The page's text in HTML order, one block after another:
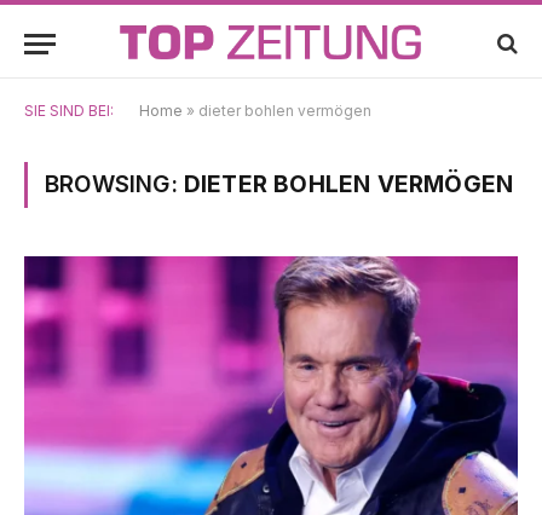
SIE SIND BEI: Home » dieter bohlen vermögen
BROWSING: DIETER BOHLEN VERMÖGEN